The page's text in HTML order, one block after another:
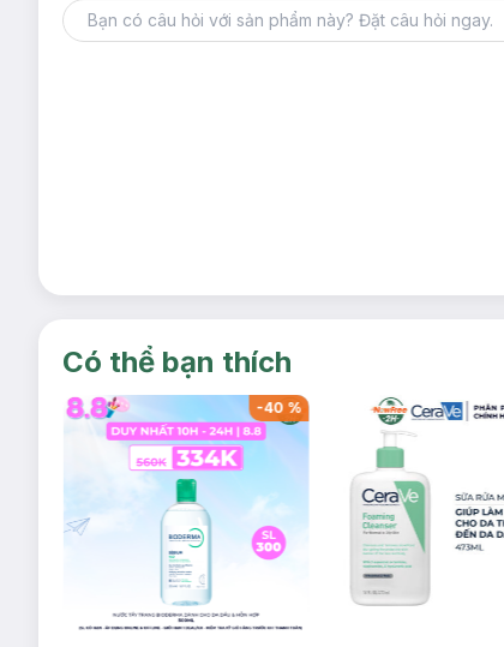
Có thể bạn thích
-40 %